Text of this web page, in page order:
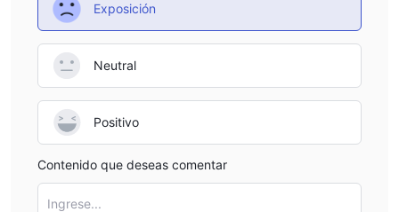
Exposición
Neutral
Positivo
Contenido que deseas comentar
Ingrese...